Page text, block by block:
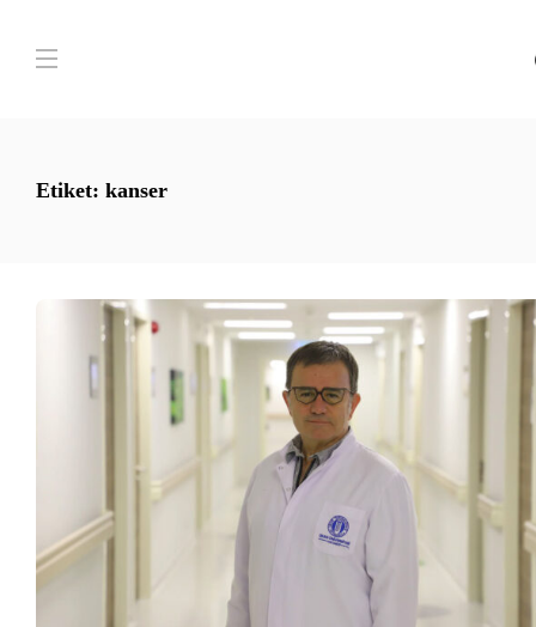
Etiket: kanser